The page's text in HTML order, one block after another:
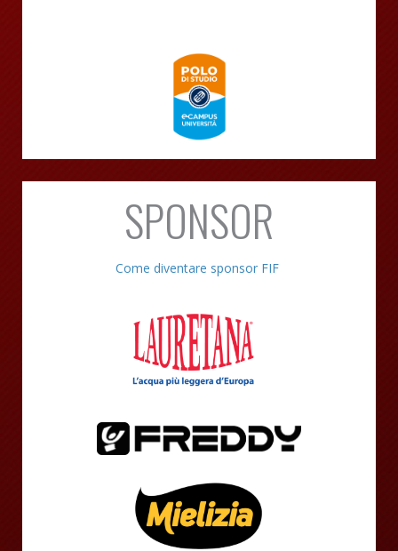
SPONSOR
Come diventare sponsor FIF